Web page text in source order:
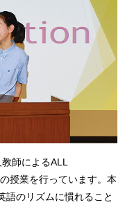
師によるALL
授業を行っています。本
語のリズムに慣れること